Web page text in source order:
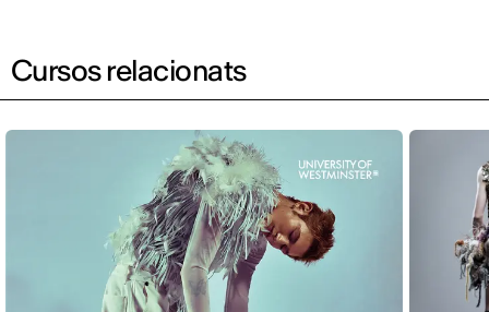
Cursos relacionats